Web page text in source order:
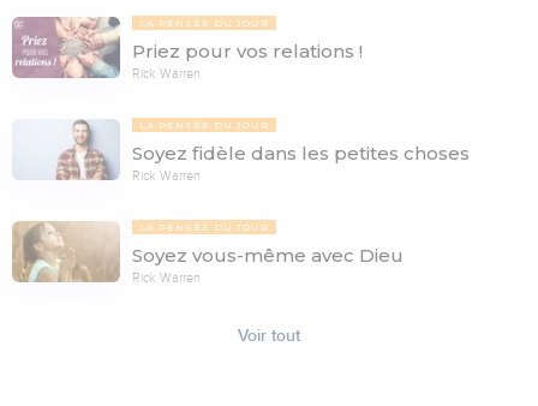
LA PENSÉE DU JOUR
Priez pour vos relations !
Rick Warren
LA PENSÉE DU JOUR
Soyez fidèle dans les petites choses
Rick Warren
LA PENSÉE DU JOUR
Soyez vous-même avec Dieu
Rick Warren
Voir tout